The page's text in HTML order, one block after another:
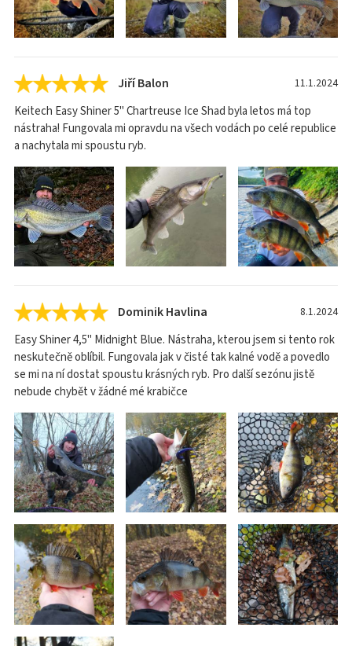
Jiří Balon 11.1.2024
Keitech Easy Shiner 5" Chartreuse Ice Shad byla letos má top
nástraha! Fungovala mi opravdu na všech vodách po celé republice
a nachytala mi spoustu ryb.
Dominik Havlina 8.1.2024
Easy Shiner 4,5" Midnight Blue. Nástraha, kterou jsem si tento rok
neskutečně oblíbil. Fungovala jak v čisté tak kalné vodě a povedlo
se mi na ní dostat spoustu krásných ryb. Pro další sezónu jistě
nebude chybět v žádné mé krabičce